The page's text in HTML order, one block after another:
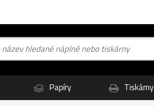
Papíry Tiskárny